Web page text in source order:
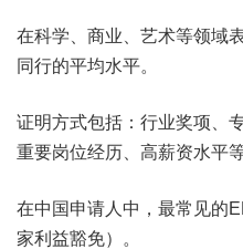
在科学、商业、艺术等领域
同行的平均水平。
证明方式包括：行业奖项、
重要岗位经历、高薪资水平等
在中国申请人中，最常见的
家利益豁免）。